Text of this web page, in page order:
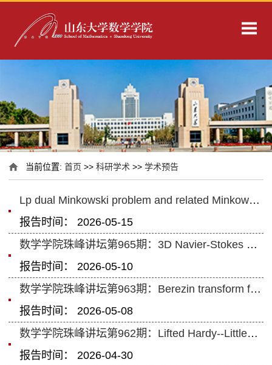
当前位置:首页 >>科研学术 >>学术预告
Lp dual Minkowski problem and related Minkowski inequality
报告时间： 2026-05-15
数学学院珠峰讲坛第965期：3D Navier-Stokes and MHD equations: Regularity Crite...
报告时间： 2026-05-10
数学学院珠峰讲坛第963期：Berezin transform from L^p to L^p(\mu)
报告时间： 2026-05-08
数学学院珠峰讲坛第962期：Lifted Hardy--Littlewood Maximal Operators
报告时间： 2026-04-30